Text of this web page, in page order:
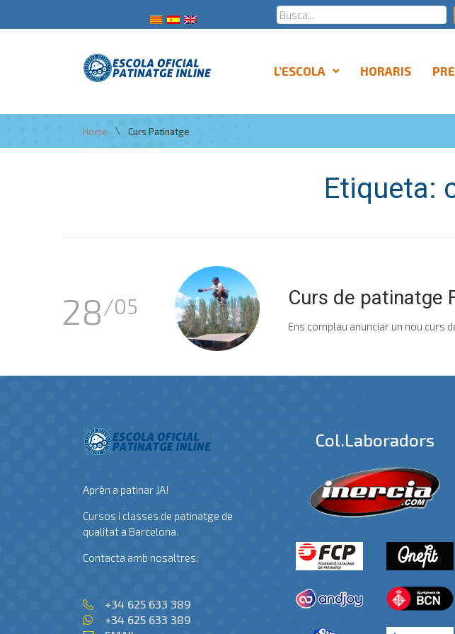
L’ESCOLA HORARIS
Home \ Curs Patinatge
Etiqueta:
28/05 Curs de patinatge
Ens complau anunciar un nou curs
Aprèn a patinar JA!
Cursos i classes de patinatge de
qualitat a Barcelona.
Contacta amb nosaltres:
+34 625 633 389
+34 625 633 389
Col.laboradors